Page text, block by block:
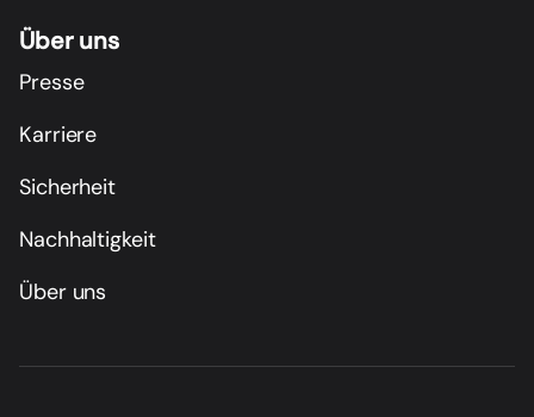
Über uns
Presse
Karriere
Sicherheit
Nachhaltigkeit
Über uns